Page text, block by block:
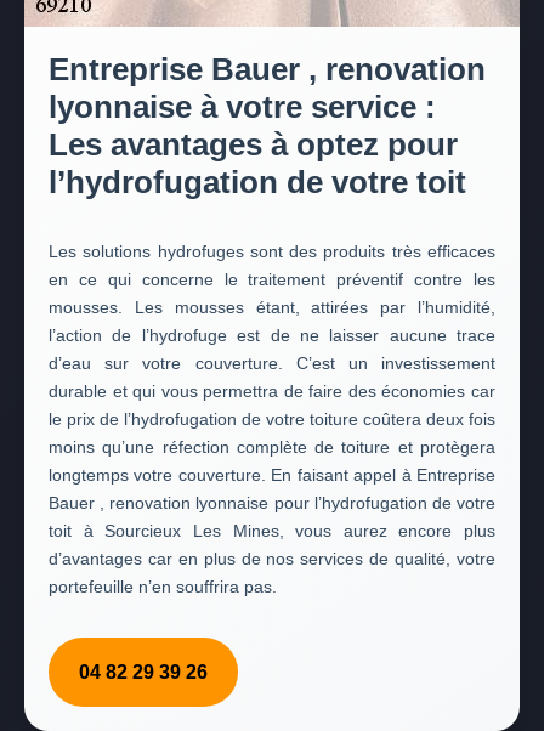
Entreprise Bauer , renovation
lyonnaise à votre service :
Les avantages à optez pour
l’hydrofugation de votre toit
Les solutions hydrofuges sont des produits très efficaces
en ce qui concerne le traitement préventif contre les
mousses. Les mousses étant, attirées par l’humidité,
l’action de l’hydrofuge est de ne laisser aucune trace
d’eau sur votre couverture. C’est un investissement
durable et qui vous permettra de faire des économies car
le prix de l’hydrofugation de votre toiture coûtera deux fois
moins qu’une réfection complète de toiture et protègera
longtemps votre couverture. En faisant appel à Entreprise
Bauer , renovation lyonnaise pour l’hydrofugation de votre
toit à Sourcieux Les Mines, vous aurez encore plus
d’avantages car en plus de nos services de qualité, votre
portefeuille n’en souffrira pas.
04 82 29 39 26